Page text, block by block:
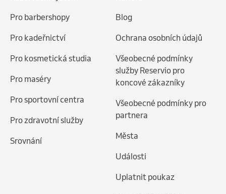
Pro barbershopy
Pro kadeřnictví
Pro kosmetická studia
Pro maséry
Pro sportovní centra
Pro zdravotní služby
Srovnání
Blog
Ochrana osobních údajů
Všeobecné podmínky
služby Reservio pro
koncové zákazníky
Všeobecné podmínky pro
partnera
Města
Události
Uplatnit poukaz